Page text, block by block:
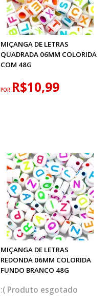
MIÇANGA DE LETRAS
QUADRADA 06MM COLORIDA
COM 48G
POR R$10,99
MIÇANGA DE LETRAS
REDONDA 06MM COLORIDA
FUNDO BRANCO 48G
esgotado